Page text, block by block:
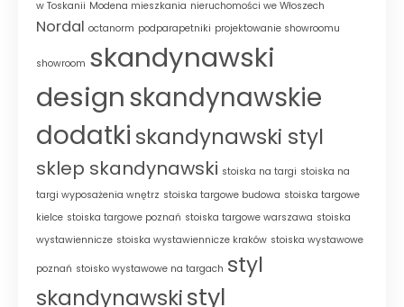
w Toskanii Modena mieszkania nieruchomości we Włoszech
Nordal octanorm podparapetniki projektowanie showroomu
showroom skandynawski
designskandynawskie
dodatki skandynawski styl
sklep skandynawski stoiska na targi stoiska na
targi wyposażenia wnętrz stoiska targowe budowa stoiska targowe
kielce stoiska targowe poznań stoiska targowe warszawa stoiska
wystawiennicze stoiska wystawiennicze kraków stoiska wystawowe
poznań stoisko wystawowe na targach styl
skandynawskistyl